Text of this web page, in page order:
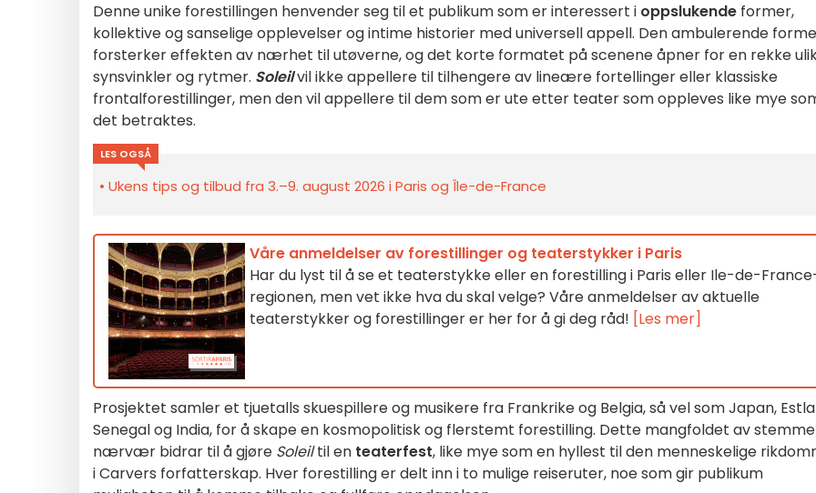
Denne unike forestillingen henvender seg til et publikum som er interessert i oppslukende former,
kollektive og sanselige opplevelser og intime historier med universell appell. Den ambulerende
forsterker effekten av nærhet til utøverne, og det korte formatet på scenene åpner for en rekke
synsvinkler og rytmer. Soleilvil ikke appellere til tilhengere av lineære fortellinger eller klassiske
frontalforestillinger, men den vil appellere til dem som er ute etter teater som oppleves like mye
det betraktes.
LES OGSÅ
Ukens tips og tilbud fra 3.–9. august 2026 i Paris og Île-de-France
Våre anmeldelser av forestillinger og teaterstykker i Paris
Har du lyst til å se et teaterstykke eller en forestilling i Paris eller Ile-de-
regionen, men vet ikke hva du skal velge? Våre anmeldelser av aktuelle
teaterstykker og forestillinger er her for å gi deg råd! [Les mer]
Prosjektet samler et tjuetalls skuespillere og musikere fra Frankrike og Belgia, så vel som Japan,
Senegal og India, for å skape en kosmopolitisk og flerstemt forestilling. Dette mangfoldet av
nærvær bidrar til å gjøre Soleiltil en teaterfest, like mye som en hyllest til den menneskelige
i Carvers forfatterskap. Hver forestilling er delt inn i to mulige reiseruter, noe som gir publikum